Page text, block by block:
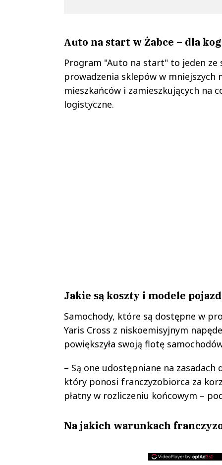
Auto na start w Żabce – dla
Program "Auto na start" to jeden
prowadzenia sklepów w mniejszych
mieszkańców i zamieszkujących na
logistyczne.
Jakie są koszty i modele
Samochody, które są dostępne w
Yaris Cross z niskoemisyjnym
powiększyła swoją flotę
– Są one udostępniane na
który ponosi franczyzobiorca za
płatny w rozliczeniu końcowym –
Na jakich warunkach